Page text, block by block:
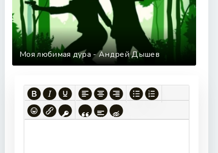
Моя любимая дура - Андрей Дышев